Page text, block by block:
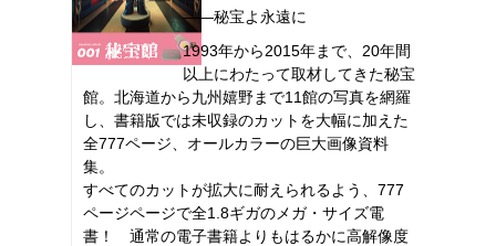
――秘宝よ永遠に
1993年から2015年まで、20年間
以上にわたって取材してきた秘宝
館。北海道から九州嬉野まで11館の写真を網羅
し、書籍版では未収録のカットを大幅に加えた
全777ページ、オールカラーの巨大画像資料
集。
すべてのカットが拡大に耐えられるよう、777
ページページで全1.8ギガのメガ・サイズ電
書！ 通常の電子書籍よりもはるかに高解像度